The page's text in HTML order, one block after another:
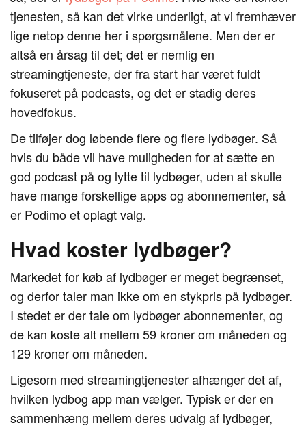
tjenesten, så kan det virke underligt, at vi fremhæver
lige netop denne her i spørgsmålene. Men der er
altså en årsag til det; det er nemlig en
streamingtjeneste, der fra start har været fuldt
fokuseret på podcasts, og det er stadig deres
hovedfokus.
De tilføjer dog løbende flere og flere lydbøger. Så
hvis du både vil have muligheden for at sætte en
god podcast på og lytte til lydbøger, uden at skulle
have mange forskellige apps og abonnementer, så
er Podimo et oplagt valg.
Hvad koster lydbøger?
Markedet for køb af lydbøger er meget begrænset,
og derfor taler man ikke om en stykpris på lydbøger.
I stedet er der tale om lydbøger abonnementer, og
de kan koste alt mellem 59 kroner om måneden og
129 kroner om måneden.
Ligesom med streamingtjenester afhænger det af,
hvilken lydbog app man vælger. Typisk er der en
sammenhæng mellem deres udvalg af lydbøger,